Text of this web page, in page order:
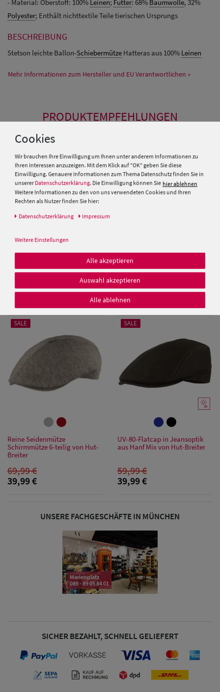
Damen Caps
Damen
Baseball Caps
Damen UV-
Schutz Caps
Damen
Damen
Sonnenschilder
& Visoren
Damen
Damen Caps
Großgrößen
- Material: Oberstoff: 100% Leinen; Futter: 68% Baumwolle, 32%
Polyester; Enthält nichttextile Teile tierischen Ursprungs
BESCHREIBUNG
Stetson leichte Ballon-Schiebermütze Hatteras aus 100% Leinen
Mehr Informationen zum Hersteller und EU Verantwortlichen »
PRODUKTEMPFEHLUNGEN
Stetson uni Flat Cap Texas aus
Baumwolle mit UV-Schutz 40+
Hut-Breiter Sportmütze aus
Seiden-Wollmix meliert
49,99 €
39,99 €
SALE
Reine Seidenmütze
Schirmmütze 6-teilig von Hut-
Breiter
69,99 €
39,99 €
SALE
UV-80-Flatcap in Jeansoptik
aus Hanf Mix von Hut-Breiter
59,99 €
39,99 €
UNSERE FACHGESCHÄFTE IN MÜNCHEN
Marienplatz
089 - 89 05 84 01
SICHER BEZAHLT, SCHNELL GELIEFERT
Cookies
Wir brauchen Ihre Einwilligung um Ihnen unter anderem Informationen zu
Ihren Interessen anzuzeigen. Mit dem Klick auf "OK" geben Sie diese
Einwilligung. Genauere Informationen zum Thema Datenschutz finden Sie in
unserer Datenschutzerklärung. Die Einwilligung können Sie hier ablehnen
Weitere Informationen zu den von uns verwendeten Cookies und Ihren
Rechten als Nutzer finden Sie hier:
Daten­schutz­erklärung Impressum
Weitere Einstellungen
Alle akzeptieren
Auswahl akzeptieren
Alle ablehnen